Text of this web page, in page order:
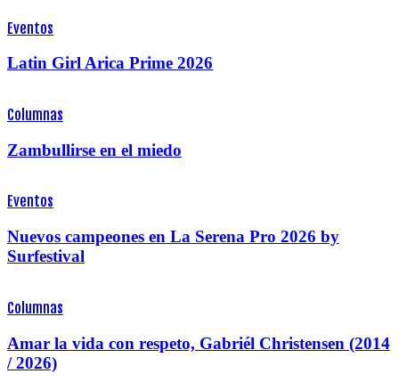
Eventos
Latin Girl Arica Prime 2026
Columnas
Zambullirse en el miedo
Eventos
Nuevos campeones en La Serena Pro 2026 by
Surfestival
Columnas
Amar la vida con respeto, Gabriél Christensen (2014
/ 2026)